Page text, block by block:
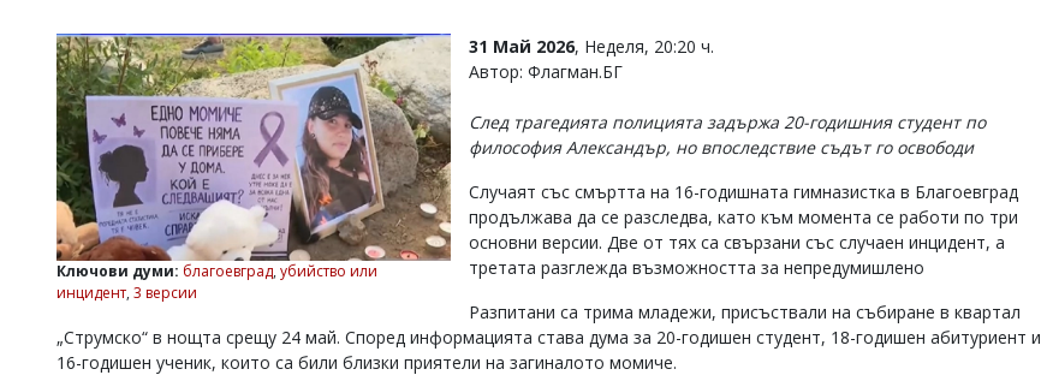
РАЗСЛЕДВАНЕ
БИЗНЕС
Управители:
Веселин
Василев,
v.vasilev@flagman.bg
k.kassabova@flagman.bg
Ключови думи: благоевград, убийство или
инцидент, 3 версии
31 Май 2026, Неделя, 20:20 ч.
Автор: Флагман.БГ
След трагедията полицията задържа 20-годишния студент по
философия Александър, но впоследствие съдът го освободи
Случаят със смъртта на 16-годишната гимназистка в Благоевград
продължава да се разследва, като към момента се работи по три
основни версии. Две от тях са свързани със случаен инцидент, а
третата разглежда възможността за непредумишлено
Разпитани са трима младежи, присъствали на събиране в квартал
„Струмско“ в нощта срещу 24 май. Според информацията става дума за 20-годишен студент, 18-годишен абитуриент и
16-годишен ученик, които са били близки приятели на загиналото момиче.